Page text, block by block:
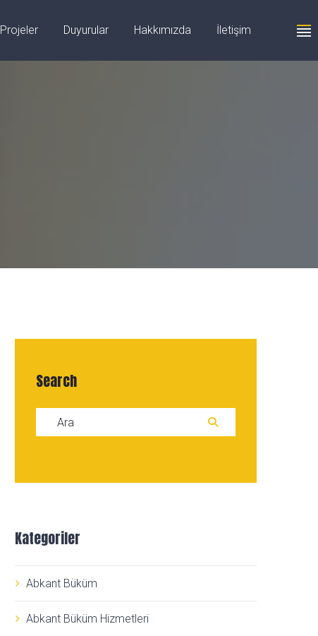
Projeler Duyurular Hakkımızda İletişim
Search
Search for:
Kategoriler
Abkant Büküm
Abkant Büküm Hizmetleri